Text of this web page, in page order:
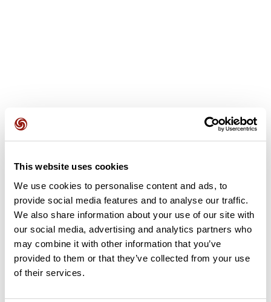
This website uses cookies
We use cookies to personalise content and ads, to
provide social media features and to analyse our traffic.
We also share information about your use of our site with
our social media, advertising and analytics partners who
may combine it with other information that you’ve
provided to them or that they’ve collected from your use
of their services.
Ajouter un avis
Découvrez ce parcours de VTT de 43,5 km à proximité de